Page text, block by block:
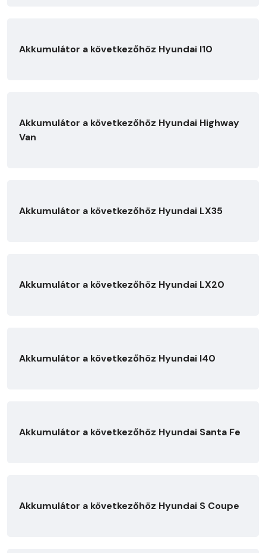
Akkumulátor a következőhöz Hyundai I10
Akkumulátor a következőhöz Hyundai Highway
Van
Akkumulátor a következőhöz Hyundai LX35
Akkumulátor a következőhöz Hyundai LX20
Akkumulátor a következőhöz Hyundai I40
Akkumulátor a következőhöz Hyundai Santa Fe
Akkumulátor a következőhöz Hyundai S Coupe